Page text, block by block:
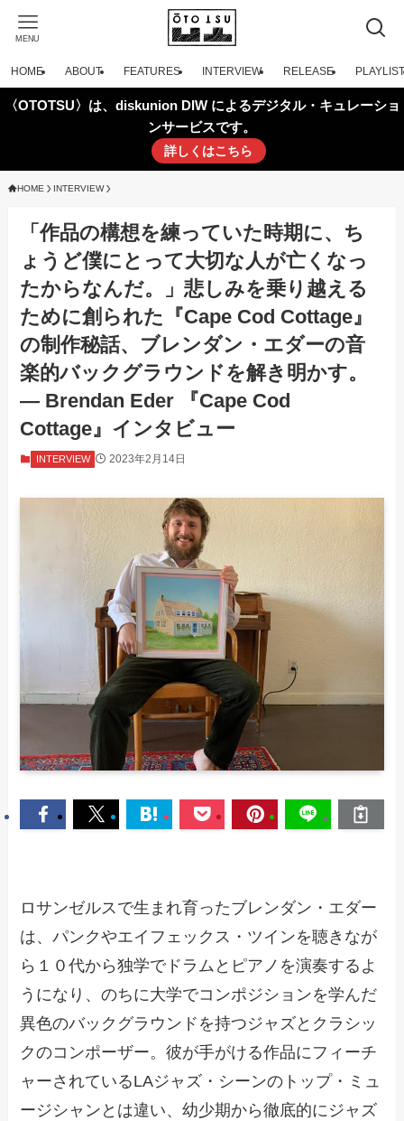
MENU
HOME ABOUT FEATURES INTERVIEW RELEASE PLAYLIST
〈OTOTSU〉は、diskunion DIW によるデジタル・キュレーショ
ンサービスです。
詳しくはこちら
HOME INTERVIEW
「作品の構想を練っていた時期に、ち
ょうど僕にとって大切な人が亡くなっ
たからなんだ。」悲しみを乗り越える
ために創られた『Cape Cod Cottage』
の制作秘話、ブレンダン・エダーの音
楽的バックグラウンドを解き明かす。
— Brendan Eder 『Cape Cod
Cottage』インタビュー
INTERVIEW 2023年2月14日
ロサンゼルスで生まれ育ったブレンダン・エダー
は、パンクやエイフェックス・ツインを聴きなが
ら１０代から独学でドラムとピアノを演奏するよ
うになり、のちに大学でコンポジションを学んだ
異色のバックグラウンドを持つジャズとクラシッ
クのコンポーザー。彼が手がける作品にフィーチ
ャーされているLAジャズ・シーンのトップ・ミュ
ージシャンとは違い、幼少期から徹底的にジャズ